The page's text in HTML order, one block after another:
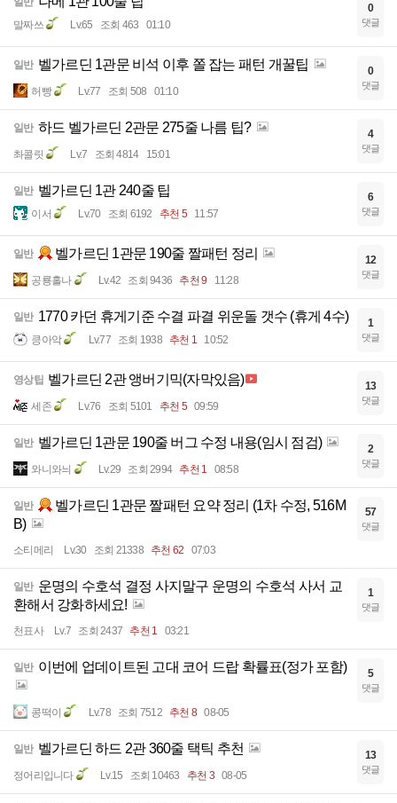
말짜쓰 Lv.65 조회 463 01:10
0
댓글
일반 벨가르딘 1관문 비석 이후 쫄 잡는 패턴 개꿀팁
허빵 Lv.77 조회 508 01:10
0
댓글
일반 하드 벨가르딘 2관문 275줄 나름 팁?
촤콜릿 Lv.7 조회 4814 15:01
4
댓글
일반 벨가르딘 1관 240줄 팁
이서 Lv.70 조회 6192 추천 5 11:57
6
댓글
일반 벨가르딘 1관문 190줄 짤패턴 정리
공룡홀나 Lv.42 조회 9436 추천 9 11:28
12
댓글
일반 1770 카던 휴게기준 수결 파결 위운돌 갯수 (휴게 4수)
킁아악 Lv.77 조회 1938 추천 1 10:52
1
댓글
영상팁 벨가르딘 2관 앵버기믹(자막있음)
세존 Lv.76 조회 5101 추천 5 09:59
13
댓글
일반 벨가르딘 1관문 190줄 버그 수정 내용(임시 점검)
와니와늬 Lv.29 조회 2994 추천 1 08:58
2
댓글
일반
벨가르딘 1관문 짤패턴 요약 정리 (1차 수정, 516M
B)
소티메리 Lv.30 조회 21338 추천 62 07:03
57
댓글
일반 운명의 수호석 결정 사지말구 운명의 수호석 사서 교
환해서 강화하세요!
천표사 Lv.7 조회 2437 추천 1 03:21
1
댓글
일반 이번에 업데이트된 고대 코어 드랍 확률표(정가 포함)
콩떡이 Lv.78 조회 7512 추천 8 08-05
5
댓글
일반 벨가르딘 하드 2관 360줄 택틱 추천
정어리입니다 Lv.15 조회 10463 추천 3 08-05
13
댓글